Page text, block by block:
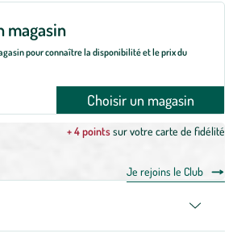
magasin
pour connaître la disponibilité et le prix du
Choisir un magasin
+ 4 pointssur votre carte de fidélité
Je rejoins le Club